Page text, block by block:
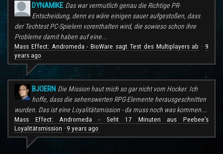
DYNAMIKE Das war vermutlich genau die Richtige PR-
Entscheidung, denn es wäre einigen sauer aufgestoßen, dass
der Techtest PC-Spielern vorenthalten wird, die sowieso schon ihre
Probleme damit haben auf eine...
Mass Effect: Andromeda - BioWare sagt Test des Multiplayers ab ·9
years ago
BJOERN Die Mission haut mich so gar nicht vom Hocker. Ich
hoffe, dass die sehenswerten RPG-Elemente herausgeschnitten
wurden. Das ist eine Loyalitätsmission - da muss noch was kommen...
Mass Effect: Andromeda - Seht 17 Minuten aus Peebee's
Loyalitätsmission · 9 years ago